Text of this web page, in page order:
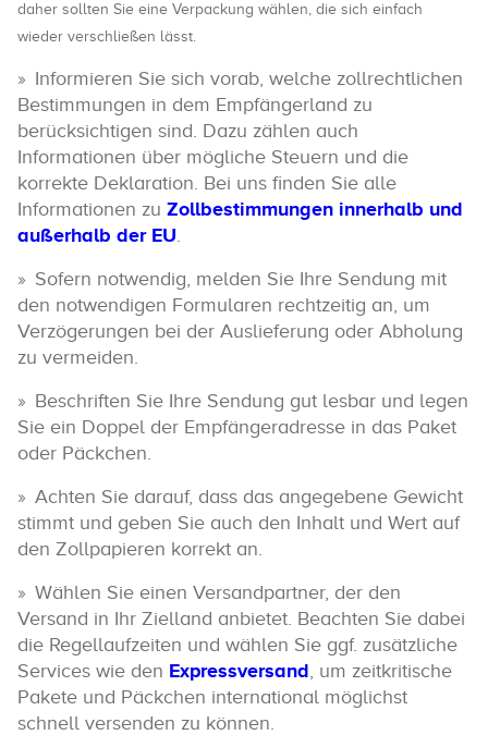
daher sollten Sie eine Verpackung wählen, die sich einfach
wieder verschließen lässt.
Informieren Sie sich vorab, welche zollrechtlichen
Bestimmungen in dem Empfängerland zu
berücksichtigen sind. Dazu zählen auch
Informationen über mögliche Steuern und die
korrekte Deklaration. Bei uns finden Sie alle
Informationen zu Zollbestimmungen innerhalb und
außerhalb der EU.
Sofern notwendig, melden Sie Ihre Sendung mit
den notwendigen Formularen rechtzeitig an, um
Verzögerungen bei der Auslieferung oder Abholung
zu vermeiden.
Beschriften Sie Ihre Sendung gut lesbar und legen
Sie ein Doppel der Empfängeradresse in das Paket
oder Päckchen.
Achten Sie darauf, dass das angegebene Gewicht
stimmt und geben Sie auch den Inhalt und Wert auf
den Zollpapieren korrekt an.
Wählen Sie einen Versandpartner, der den
Versand in Ihr Zielland anbietet. Beachten Sie dabei
die Regellaufzeiten und wählen Sie ggf. zusätzliche
Services wie den Expressversand, um zeitkritische
Pakete und Päckchen international möglichst
schnell versenden zu können.